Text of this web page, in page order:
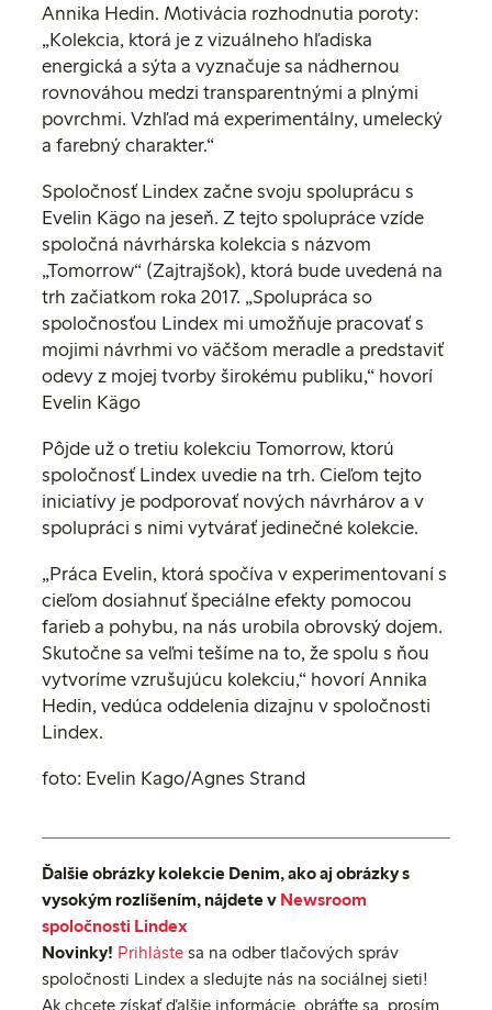
Annika Hedin. Motivácia rozhodnutia poroty:
„Kolekcia, ktorá je z vizuálneho hľadiska
energická a sýta a vyznačuje sa nádhernou
rovnováhou medzi transparentnými a plnými
povrchmi. Vzhľad má experimentálny, umelecký
a farebný charakter.“
Spoločnosť Lindex začne svoju spoluprácu s
Evelin Kägo na jeseň. Z tejto spolupráce vzíde
spoločná návrhárska kolekcia s názvom
„Tomorrow“ (Zajtrajšok), ktorá bude uvedená na
trh začiatkom roka 2017. „Spolupráca so
spoločnosťou Lindex mi umožňuje pracovať s
mojimi návrhmi vo väčšom meradle a predstaviť
odevy z mojej tvorby širokému publiku,“ hovorí
Evelin Kägo
Pôjde už o tretiu kolekciu Tomorrow, ktorú
spoločnosť Lindex uvedie na trh. Cieľom tejto
iniciatívy je podporovať nových návrhárov a v
spolupráci s nimi vytvárať jedinečné kolekcie.
„Práca Evelin, ktorá spočíva v experimentovaní s
cieľom dosiahnuť špeciálne efekty pomocou
farieb a pohybu, na nás urobila obrovský dojem.
Skutočne sa veľmi tešíme na to, že spolu s ňou
vytvoríme vzrušujúcu kolekciu,“ hovorí Annika
Hedin, vedúca oddelenia dizajnu v spoločnosti
Lindex.
foto: Evelin Kago/Agnes Strand
Ďalšie obrázky kolekcie Denim, ako aj obrázky s
vysokým rozlíšením, nájdete v Newsroom
spoločnosti Lindex
Novinky! Prihláste sa na odber tlačových správ
spoločnosti Lindex a sledujte nás na sociálnej sieti!
Ak chcete získať ďalšie informácie, obráťte sa, prosím,